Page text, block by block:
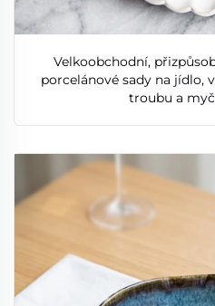
Velkoobchodní,
porcelánové sady na jídlo,
troubu a